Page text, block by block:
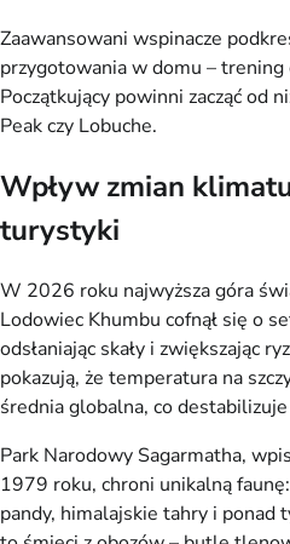
Zaawansowani wspinacze
przygotowania w domu – trening
Początkujący powinni zacząć od
Peak czy Lobuche.
Wpływ zmian
turystyki
W 2026 roku najwyższa góra
Lodowiec Khumbu cofnął się o
odsłaniając skały i zwiększając
pokazują, że temperatura na
średnia globalna, co
Park Narodowy Sagarmatha,
1979 roku, chroni unikalną
pandy, himalajskie tahry i